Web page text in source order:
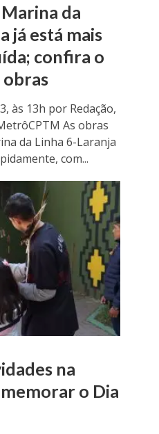
da
já está mais
confira o
obras
às 13h por Redação,
As obras
da Linha 6-Laranja
com...
na
o Dia